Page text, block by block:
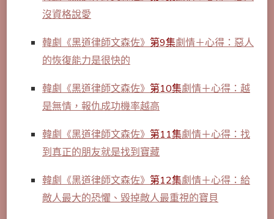
沒資格說愛
韓劇《黑道律師文森佐》 第9集劇情＋心得：惡人
的恢復能力是很快的
韓劇《黑道律師文森佐》 第10集劇情＋心得：越
是無情，報仇成功機率越高
韓劇《黑道律師文森佐》 第11集劇情＋心得：找
到真正的朋友就是找到寶藏
韓劇《黑道律師文森佐》 第12集劇情＋心得：給
敵人最大的恐懼、毀掉敵人最重視的寶貝